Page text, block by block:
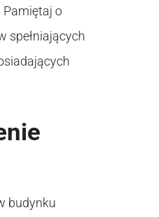
o
spełniających
budynku